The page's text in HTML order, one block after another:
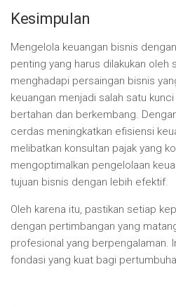
Kesimpulan
Mengelola keuangan bisnis
penting yang harus dilakukan oleh
menghadapi persaingan bisnis
keuangan menjadi salah satu
bertahan dan berkembang.
cerdas meningkatkan efisiensi
melibatkan konsultan pajak yang
mengoptimalkan pengelolaan
tujuan bisnis dengan lebih efektif.
Oleh karena itu, pastikan setiap
dengan pertimbangan yang
profesional yang berpengalaman.
fondasi yang kuat bagi